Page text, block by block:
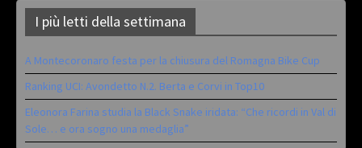
I più letti della settimana
A Montecoronaro festa per la chiusura del Romagna Bike Cup
Ranking UCI: Avondetto N.2. Berta e Corvi in Top10
Eleonora Farina studia la Black Snake iridata: “Che ricordi in Val di
Sole… e ora sogno una medaglia”